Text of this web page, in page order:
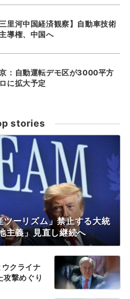
三里河中国経済観察】自動車技術
導権、中国へ
：自動運転デモ区が3000平方
に拡大予定
stories
ツーリズム」禁止する大統
主義」見直し継続へ
クライナ
攻撃めぐり